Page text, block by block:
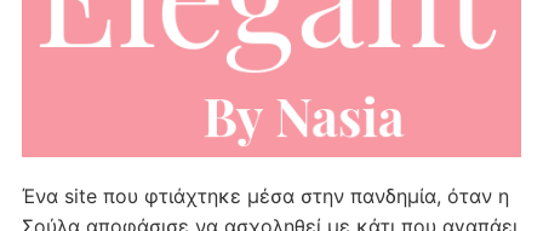
Ένα site που φτιάχτηκε μέσα στην πανδημία, όταν η